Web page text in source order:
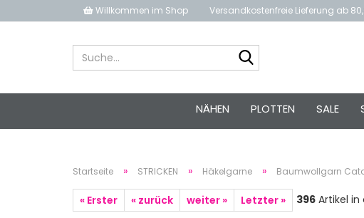
Willkommen im Shop Versandkostenfreie Lieferung ab
NÄHEN PLOTTEN SALE
Startseite » STRICKEN » Häkelgarne » Baumwollgarn
« Erster « zurück weiter » Letzter » 396 Artikel in